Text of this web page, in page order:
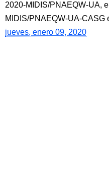
2020-MIDIS/PNAEQW-UA,
MIDIS/PNAEQW-UA-
jueves, enero 09, 2020